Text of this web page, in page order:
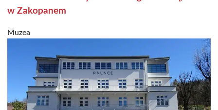
w Zakopanem
Muzea